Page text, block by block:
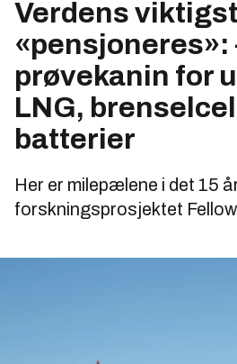
Verdens
«pensjoneres»:
prøvekanin for
LNG,
batterier
Her er milepælene i det 15
forskningsprosjektet